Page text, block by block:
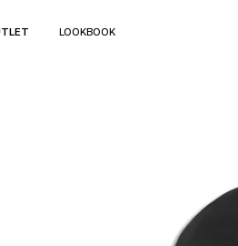
LOOKBOOK